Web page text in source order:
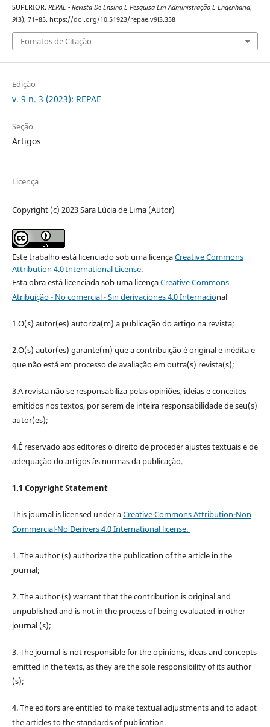
SUPERIOR. REPAE - Revista De Ensino E Pesquisa Em Administração E Engenharia,
9(3), 71–85. https://doi.org/10.51923/repae.v9i3.358
Fomatos de Citação
Edição
v. 9 n. 3 (2023): REPAE
Seção
Artigos
Licença
Copyright (c) 2023 Sara Lúcia de Lima (Autor)
Este trabalho está licenciado sob uma licençaCreative Commons
Attribution 4.0 International License.
Esta obra está licenciada sob uma licençaCreative Commons
Atribuição - No comercial - Sin derivaciones 4.0 Internacional
1.O(s) autor(es) autoriza(m) a publicação do artigo na revista;
2.O(s) autor(es) garante(m) que a contribuição é original e inédita e
que não está em processo de avaliação em outra(s) revista(s);
3.A revista não se responsabiliza pelas opiniões, ideias e conceitos
emitidos nos textos, por serem de inteira responsabilidade de seu(s)
autor(es);
4.É reservado aos editores o direito de proceder ajustes textuais e de
adequação do artigos às normas da publicação.
1.1 Copyright Statement
This journal is licensed under aCreative Commons Attribution-Non
Commercial-No Derivers 4.0 International license.
1. The author (s) authorize the publication of the article in the
journal;
2. The author (s) warrant that the contribution is original and
unpublished and is not in the process of being evaluated in other
journal (s);
3. The journal is not responsible for the opinions, ideas and concepts
emitted in the texts, as they are the sole responsibility of its author
(s);
4. The editors are entitled to make textual adjustments and to adapt
the articles to the standards of publication.